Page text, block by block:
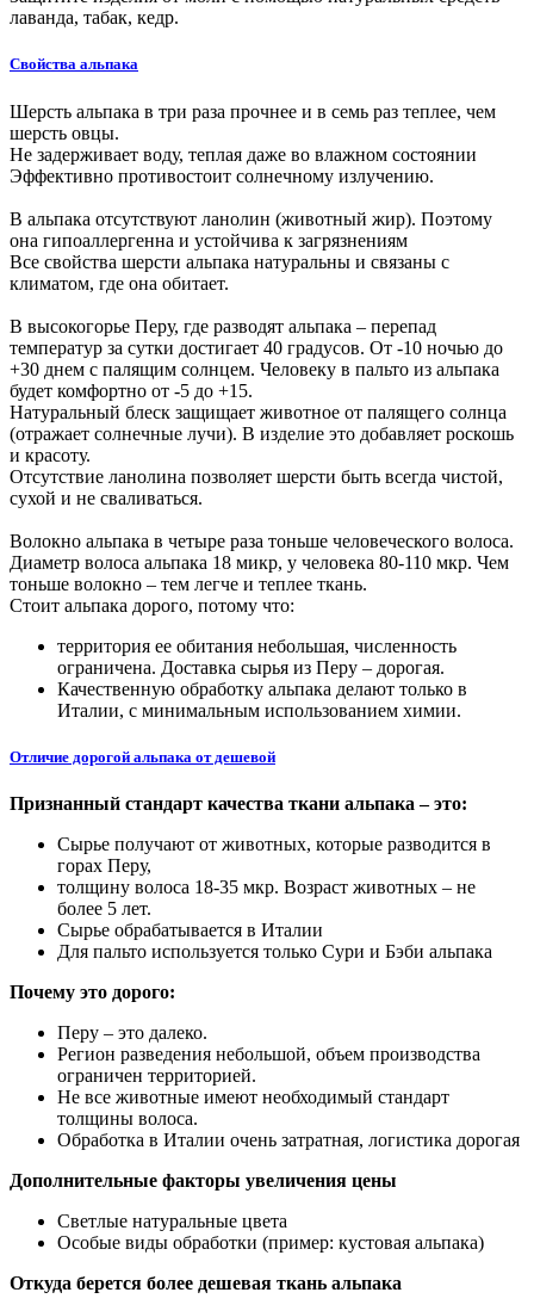
лаванда, табак, кедр.
Свойства альпака
Шерсть альпака в три раза прочнее и в семь раз теплее, чем
шерсть овцы.
Не задерживает воду, теплая даже во влажном состоянии
Эффективно противостоит солнечному излучению.
В альпака отсутствуют ланолин (животный жир). Поэтому
она гипоаллергенна и устойчива к загрязнениям
Все свойства шерсти альпака натуральны и связаны с
климатом, где она обитает.
В высокогорье Перу, где разводят альпака – перепад
температур за сутки достигает 40 градусов. От -10 ночью до
+30 днем с палящим солнцем. Человеку в пальто из альпака
будет комфортно от -5 до +15.
Натуральный блеск защищает животное от палящего солнца
(отражает солнечные лучи). В изделие это добавляет роскошь
и красоту.
Отсутствие ланолина позволяет шерсти быть всегда чистой,
сухой и не сваливаться.
Волокно альпака в четыре раза тоньше человеческого волоса.
Диаметр волоса альпака 18 микр, у человека 80-110 мкр. Чем
тоньше волокно – тем легче и теплее ткань.
Стоит альпака дорого, потому что:
территория ее обитания небольшая, численность
ограничена. Доставка сырья из Перу – дорогая.
Качественную обработку альпака делают только в
Италии, с минимальным использованием химии.
Отличие дорогой альпака от дешевой
Признанный стандарт качества ткани альпака – это:
Сырье получают от животных, которые разводится в
горах Перу,
толщину волоса 18-35 мкр. Возраст животных – не
более 5 лет.
Сырье обрабатывается в Италии
Для пальто используется только Сури и Бэби альпака
Почему это дорого:
Перу – это далеко.
Регион разведения небольшой, объем производства
ограничен территорией.
Не все животные имеют необходимый стандарт
толщины волоса.
Обработка в Италии очень затратная, логистика дорогая
Дополнительные факторы увеличения цены
Светлые натуральные цвета
Особые виды обработки (пример: кустовая альпака)
Откуда берется более дешевая ткань альпака